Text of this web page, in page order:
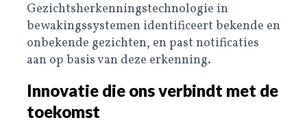
Gezichtsherkenningstechnologie in
bewakingssystemen identificeert bekende en
onbekende gezichten, en past notificaties
aan op basis van deze erkenning.
Innovatie die ons verbindt met de
toekomst